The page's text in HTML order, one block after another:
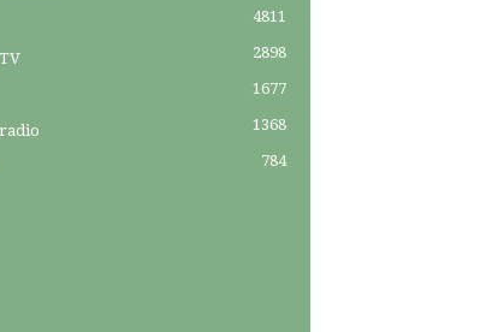
4811
2898
1677
1368
784